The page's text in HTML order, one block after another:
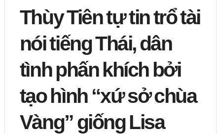
Thùy Tiên tự tin trổ tài
nói tiếng Thái, dân
tình phấn khích bởi
tạo hình “xứ sở chùa
Vàng” giống Lisa